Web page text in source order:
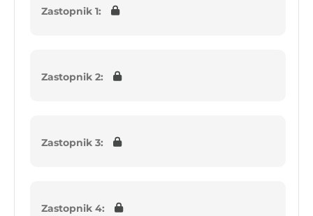
Zastopnik 1:
Zastopnik 2:
Zastopnik 3:
Zastopnik 4: